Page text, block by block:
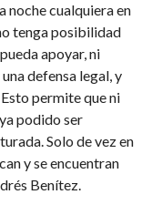
noche cualquiera en
tenga posibilidad
apoyar, ni
defensa legal, y
permite que ni
podido ser
Solo de vez en
y se encuentran
Benítez.